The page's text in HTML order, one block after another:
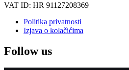
VAT ID: HR 91127208369
Politika privatnosti
Izjava o kolačićima
Follow us